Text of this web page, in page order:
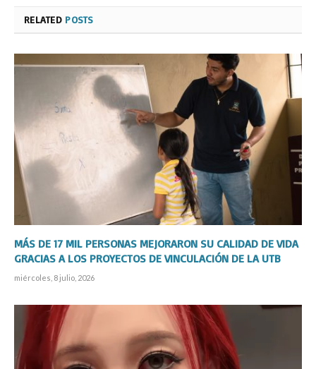
RELATED POSTS
MÁS DE 17 MIL PERSONAS MEJORARON SU CALIDAD DE VIDA
GRACIAS A LOS PROYECTOS DE VINCULACIÓN DE LA UTB
miércoles, 8 julio, 2026